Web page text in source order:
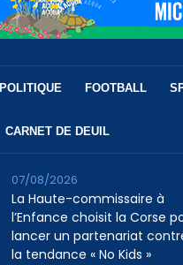
POLITIQUE FOOTBALL
CARNET DE DEUIL
La Haute-commissaire à
l’Enfance choisit la Corse
lancer un partenariat
la tendance « No Kids »
07/08/2026